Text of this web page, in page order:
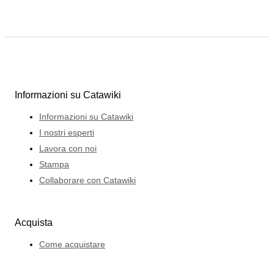
Informazioni su Catawiki
Informazioni su Catawiki
I nostri esperti
Lavora con noi
Stampa
Collaborare con Catawiki
Acquista
Come acquistare